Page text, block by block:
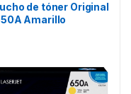
de tóner Original
Amarillo